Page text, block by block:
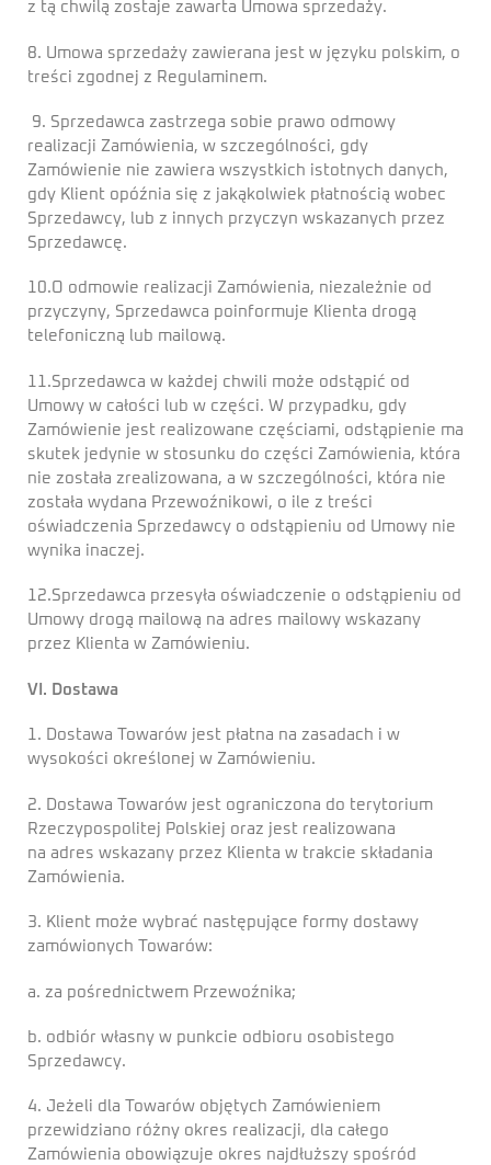
z tą chwilą zostaje zawarta Umowa sprzedaży.
8. Umowa sprzedaży zawierana jest w języku polskim, o
treści zgodnej z Regulaminem.
9. Sprzedawca zastrzega sobie prawo odmowy
realizacji Zamówienia, w szczególności, gdy
Zamówienie nie zawiera wszystkich istotnych danych,
gdy Klient opóźnia się z jakąkolwiek płatnością wobec
Sprzedawcy, lub z innych przyczyn wskazanych przez
Sprzedawcę.
10.O odmowie realizacji Zamówienia, niezależnie od
przyczyny, Sprzedawca poinformuje Klienta drogą
telefoniczną lub mailową.
11.Sprzedawca w każdej chwili może odstąpić od
Umowy w całości lub w części. W przypadku, gdy
Zamówienie jest realizowane częściami, odstąpienie ma
skutek jedynie w stosunku do części Zamówienia, która
nie została zrealizowana, a w szczególności, która nie
została wydana Przewoźnikowi, o ile z treści
oświadczenia Sprzedawcy o odstąpieniu od Umowy nie
wynika inaczej.
12.Sprzedawca przesyła oświadczenie o odstąpieniu od
Umowy drogą mailową na adres mailowy wskazany
przez Klienta w Zamówieniu.
VI. Dostawa
1. Dostawa Towarów jest płatna na zasadach i w
wysokości określonej w Zamówieniu.
2. Dostawa Towarów jest ograniczona do terytorium
Rzeczypospolitej Polskiej oraz jest realizowana
na adres wskazany przez Klienta w trakcie składania
Zamówienia.
3. Klient może wybrać następujące formy dostawy
zamówionych Towarów:
a. za pośrednictwem Przewoźnika;
b. odbiór własny w punkcie odbioru osobistego
Sprzedawcy.
4. Jeżeli dla Towarów objętych Zamówieniem
przewidziano różny okres realizacji, dla całego
Zamówienia obowiązuje okres najdłuższy spośród